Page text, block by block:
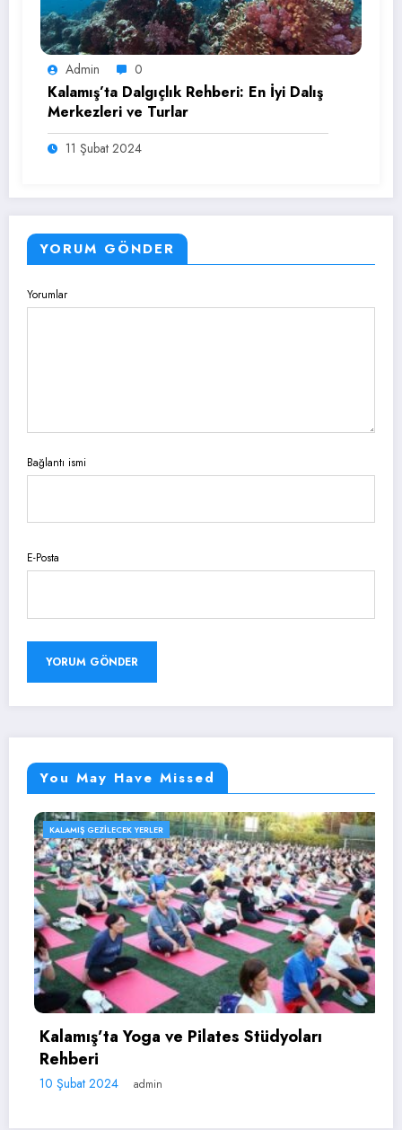
Admin 0
Kalamış’ta Dalgıçlık Rehberi: En İyi Dalış
Merkezleri ve Turlar
11 Şubat 2024
YORUM GÖNDER
Yorumlar
Bağlantı ismi
E-Posta
You May Have Missed
YERLER
Yoga ve Pilates Stüdyoları
admin
KALAMIŞ